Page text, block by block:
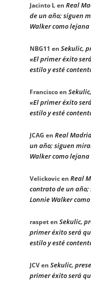
Jacinto Len Real
de un año; siguen
Walker como lejana
NBG11 en Sekulic,
«El primer éxito
estilo y esté
Franciscoen
«El primer éxito
estilo y esté
JCAG en Real
un año; siguen
Walker como lejana
Velickovicen Real
contrato de un año;
Lonnie Walker
raspeten Sekulic,
primer éxito será
estilo y esté
JCVen Sekulic,
primer éxito será